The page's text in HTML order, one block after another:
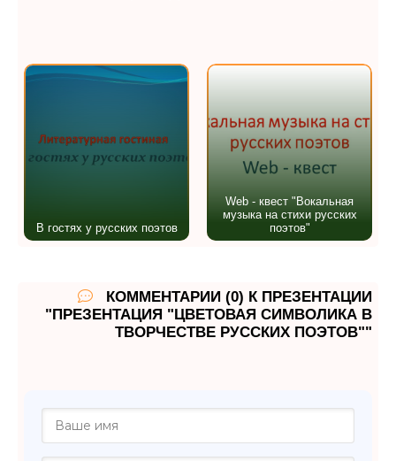
В гостях у русских поэтов
Web - квест "Вокальная
музыка на стихи русских
поэтов"
КОММЕНТАРИИ (0) К ПРЕЗЕНТАЦИИ
"ПРЕЗЕНТАЦИЯ "ЦВЕТОВАЯ СИМВОЛИКА В
ТВОРЧЕСТВЕ РУССКИХ ПОЭТОВ""